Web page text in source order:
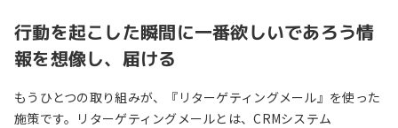
行動を起こした瞬間に一番欲しいであろう情
報を想像し、届ける
もうひとつの取り組みが、『リターゲティングメール』を使った
施策です。リターゲティングメールとは、CRMシステム